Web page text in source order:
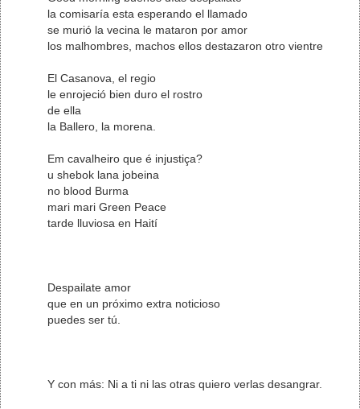
la comisaría esta esperando el llamado
se murió la vecina le mataron por amor
los malhombres, machos ellos destazaron otro vientre
El Casanova, el regio
le enrojeció bien duro el rostro
de ella
la Ballero, la morena.
Em cavalheiro que é injustiça?
u shebok lana jobeina
no blood Burma
mari mari Green Peace
tarde lluviosa en Haití
Despailate amor
que en un próximo extra noticioso
puedes ser tú.
Y con más: Ni a ti ni las otras quiero verlas desangrar.